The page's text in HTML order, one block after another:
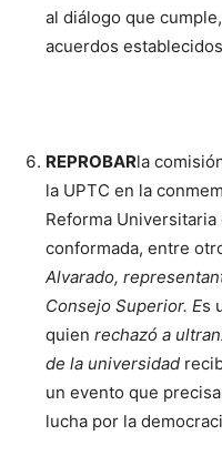
al diálogo que
acuerdos
REPROBARla
la UPTC en la
Reforma
conformada, entre
Alvarado,
Consejo Superior. Es
quien rechazó a
de la universidad
un evento que
lucha por la